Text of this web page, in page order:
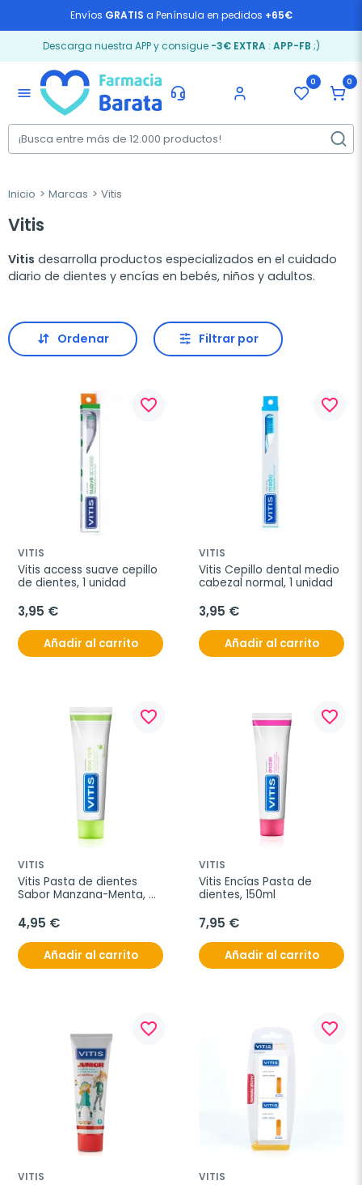
Envíos GRATIS a Península en pedidos +65€
Descarga nuestra APP y consigue -3€ EXTRA: APP-FB ;)
menu
0 0
Inicio Marcas Vitis
Vitis
Vitis desarrolla productos especializados en el cuidado
diario de dientes y encías en bebés, niños y adultos.
Ordenar Filtrar por
favorite_border
VITIS
Vitis access suave cepillo
de dientes, 1 unidad
3,95 €
Añadir al carrito
favorite_border
VITIS
Vitis Cepillo dental medio
cabezal normal, 1 unidad
3,95 €
Añadir al carrito
favorite_border
VITIS
Vitis Pasta de dientes
Sabor Manzana-Menta,
4,95 €
Añadir al carrito
favorite_border
VITIS
Vitis Encías Pasta de
dientes, 150ml
7,95 €
Añadir al carrito
favorite_border
VITIS
favorite_border
VITIS